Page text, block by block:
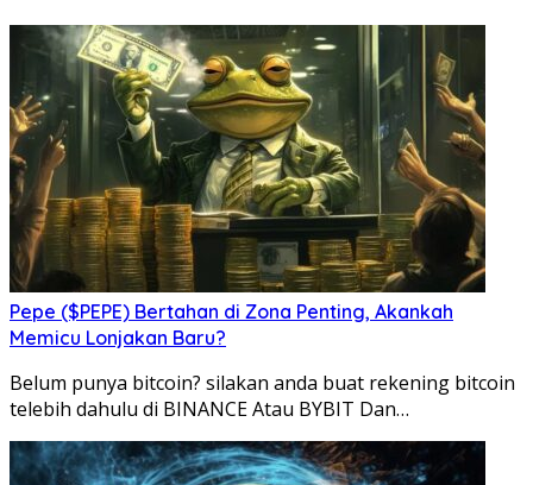
Pepe ($PEPE) Bertahan di Zona Penting, Akankah
Memicu Lonjakan Baru?
Belum punya bitcoin? silakan anda buat rekening bitcoin
telebih dahulu di BINANCE Atau BYBIT Dan…